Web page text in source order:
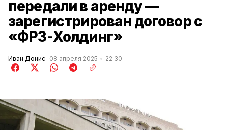
передали в аренду —
зарегистрирован договор с
«ФРЗ-Холдинг»
Иван Донис 08 апреля 2025 22:30